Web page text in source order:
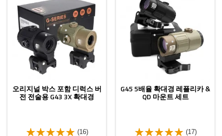
오리지널 박스 포함 디럭스 버
전 전술용 G43 3X 확대경
(16)
G45 5배율 확대경 레플리카 &
QD 마운트 세트
(17)